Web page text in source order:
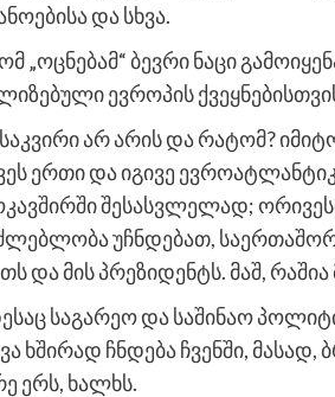
და სხვა.
„ოცნებამ“ ბევრი ნაცი
ევროპის
არ არის და რატომ?
ერთი და იგივე
შესასვლელად;
უჩნდებათ,
და მის პრეზიდენტს. მაშ,
საგარეო და საშინაო
ხშირად ჩნდება ჩვენში,
ერს, ხალხს.